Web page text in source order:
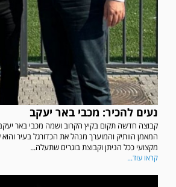
נעים להכיר: מכבי באר יעקב
קבוצה חדשה תקום בקיץ הקרוב ושמה מכבי באר
המאמן הוותיק והמוערך מנהל את הכדורגל בעיר והוא
מקצועי ככל הניתן וקבוצת בוגרים שתעלה...
קראו עוד...